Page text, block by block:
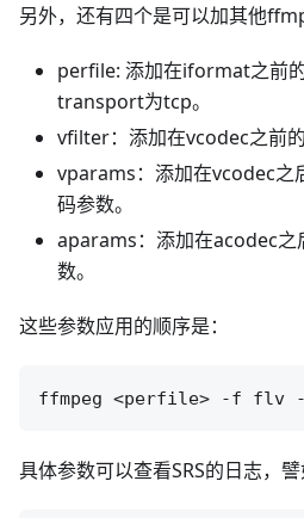
另外，还有四个是可以加其他
perfile: 添加在iformat之前
transport为tcp。
vfilter：添加在vcodec之前的
vparams：添加在vcodec之
码参数。
aparams：添加在acodec之
数。
这些参数应用的顺序是：
具体参数可以查看SRS的日志，譬